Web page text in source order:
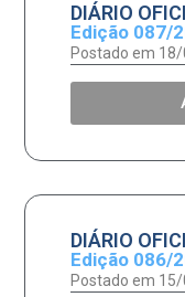
DIÁRIO
Edição 087/
Postado em
DIÁRIO
Edição 086/
Postado em